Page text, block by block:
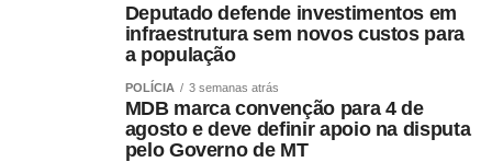
Deputado defende investimentos em
infraestrutura sem novos custos para
a população
POLÍCIA 3 semanas atrás
MDB marca convenção para 4 de
agosto e deve definir apoio na disputa
pelo Governo de MT